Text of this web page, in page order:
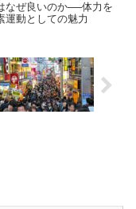
なぜ良いのか──体力を
運動としての魅力